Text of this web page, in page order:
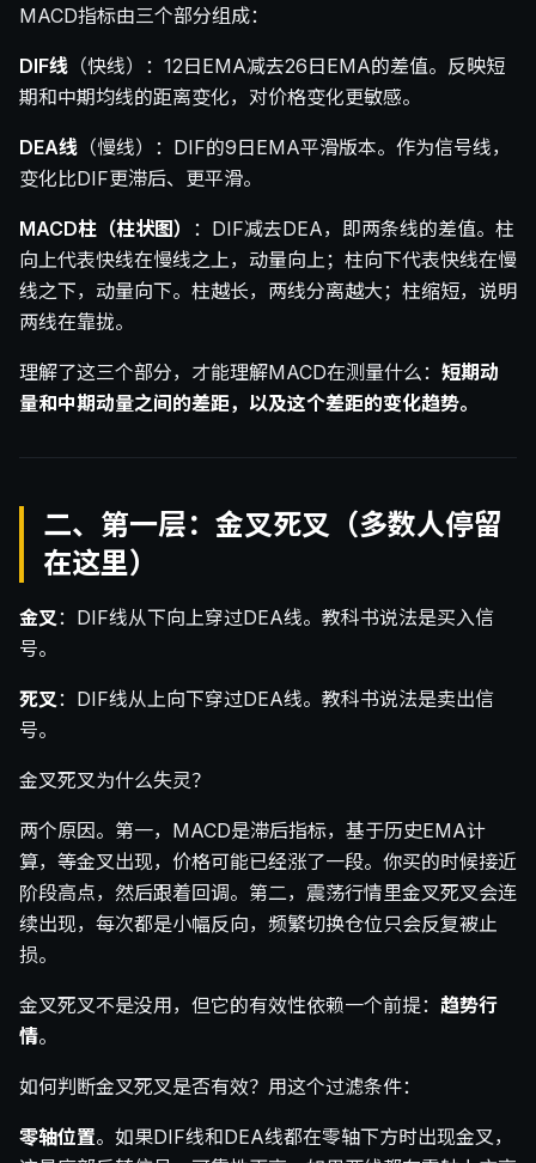
MACD指标由三个部分组成：
DIF线 （快线）：12日EMA减去26日EMA的差值。反映短
期和中期均线的距离变化，对价格变化更敏感。
DEA线 （慢线）：DIF的9日EMA平滑版本。作为信号线，
变化比DIF更滞后、更平滑。
MACD柱（柱状图） ：DIF减去DEA，即两条线的差值。柱
向上代表快线在慢线之上，动量向上；柱向下代表快线在慢
线之下，动量向下。柱越长，两线分离越大；柱缩短，说明
两线在靠拢。
理解了这三个部分，才能理解MACD在测量什么： 短期动
量和中期动量之间的差距，以及这个差距的变化趋势。
二、第一层：金叉死叉（多数人停留
在这里）
金叉：DIF线从下向上穿过DEA线。教科书说法是买入信
号。
死叉：DIF线从上向下穿过DEA线。教科书说法是卖出信
号。
金叉死叉为什么失灵？
两个原因。第一，MACD是滞后指标，基于历史EMA计
算，等金叉出现，价格可能已经涨了一段。你买的时候接近
阶段高点，然后跟着回调。第二，震荡行情里金叉死叉会连
续出现，每次都是小幅反向，频繁切换仓位只会反复被止
损。
金叉死叉不是没用，但它的有效性依赖一个前提： 趋势行
情。
如何判断金叉死叉是否有效？用这个过滤条件：
零轴位置。如果DIF线和DEA线都在零轴下方时出现金叉，